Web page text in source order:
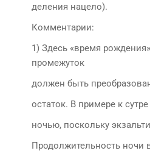
деления нацело).
Комментарии:
1) Здесь «время
промежуток
должен быть
остаток. В примере к
ночью, поскольку
Продолжительность ночи